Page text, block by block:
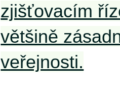
zjišťovacím
většině
veřejnosti.